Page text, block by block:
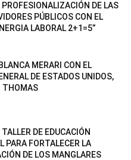
PROFESIONALIZACIÓN DE LAS
PÚBLICOS CON EL
LABORAL 2+1=5”
MERARI CON EL
DE ESTADOS UNIDOS,
THOMAS
DE EDUCACIÓN
PARA FORTALECER LA
DE LOS MANGLARES